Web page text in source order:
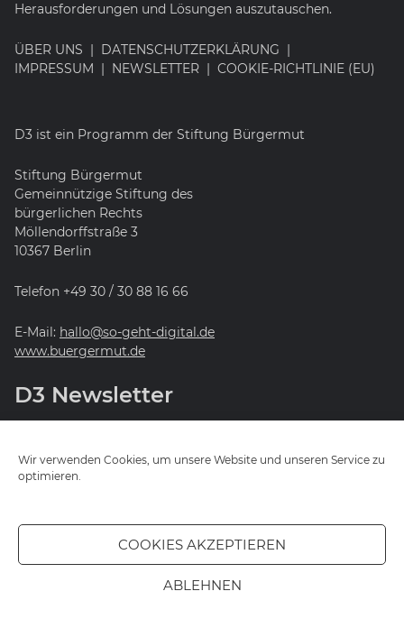
Wir verwenden Cookies, um unsere Website und unseren Service zu
optimieren.
COOKIES AKZEPTIEREN
ABLEHNEN
Herausforderungen und Lösungen auszutauschen.
ÜBER UNS
DATENSCHUTZERKLÄRUNG
IMPRESSUM
NEWSLETTER COOKIE-RICHTLINIE (EU)
D3 ist ein Programm der Stiftung Bürgermut
Stiftung Bürgermut
Gemeinnützige Stiftung des
bürgerlichen Rechts
Möllendorffstraße 3
10367 Berlin
Telefon +49 30 / 30 88 16 66
E-Mail: hallo@so-geht-digital.de
www.buergermut.de
D3 Newsletter
Stand!
JETZT ANMELDEN